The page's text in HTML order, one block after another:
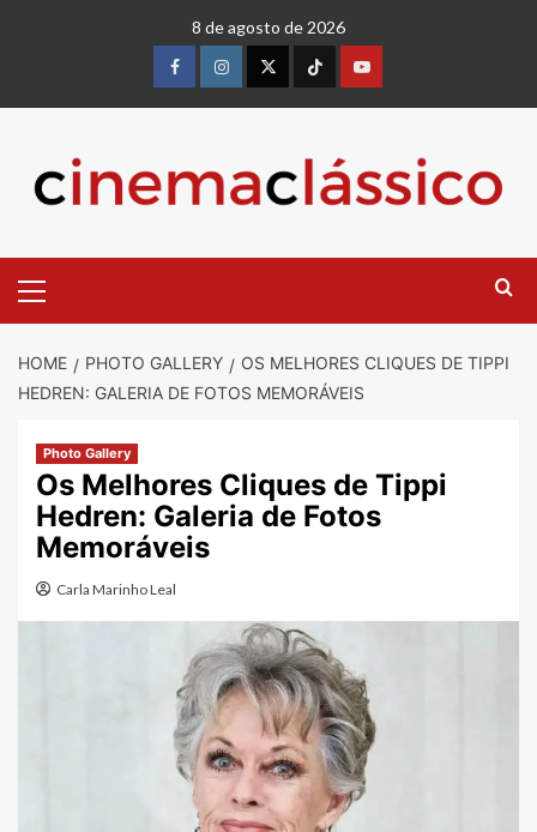
8 de agosto de 2026
HOME PHOTO GALLERY
OS MELHORES CLIQUES DE TIPPI
HEDREN: GALERIA DE FOTOS MEMORÁVEIS
Photo Gallery
Os Melhores Cliques de Tippi
Hedren: Galeria de Fotos
Memoráveis
Carla Marinho Leal